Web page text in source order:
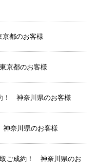
都のお客様
京都のお客様
！ 神奈川県のお客様
奈川県のお客様
ご成約！ 神奈川県のお